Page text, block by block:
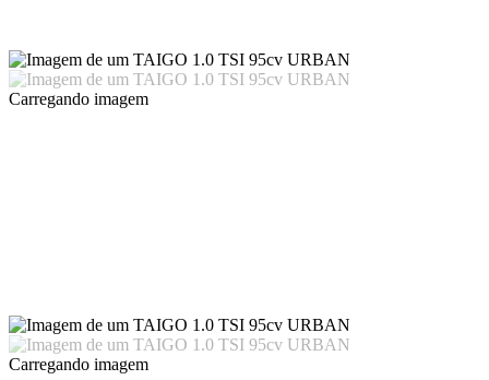
Carregando imagem
Carregando imagem